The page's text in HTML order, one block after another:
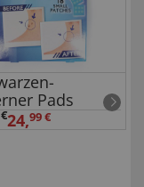
Pads
24,99 €